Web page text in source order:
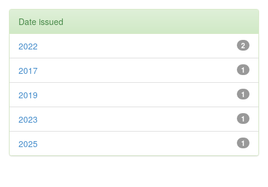
Date issued
2
2022
1
2017
1
2019
1
2023
1
2025